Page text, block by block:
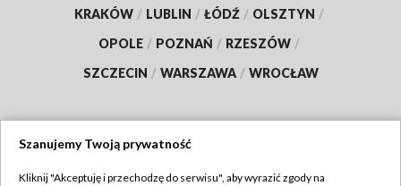
KRAKÓW / LUBLIN / ŁÓDŹ / OLSZTYN /
OPOLE / POZNAŃ / RZESZÓW /
SZCZECIN / WARSZAWA / WROCŁAW
Szanujemy Twoją prywatność
Kliknij "Akceptuję i przechodzę do serwisu", aby wyrazić zgody na